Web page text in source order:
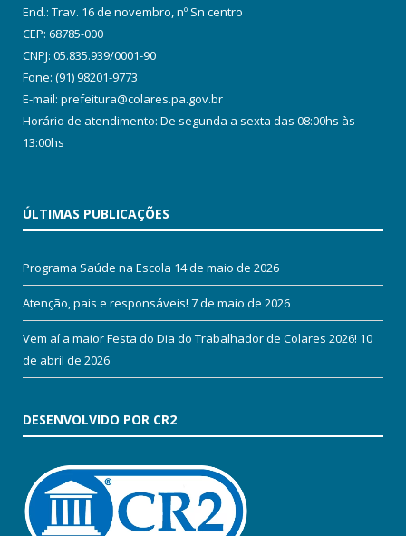
End.: Trav. 16 de novembro, nº Sn centro
CEP: 68785-000
CNPJ: 05.835.939/0001-90
Fone: (91) 98201-9773
E-mail: prefeitura@colares.pa.gov.br
Horário de atendimento: De segunda a sexta das 08:00hs às
13:00hs
ÚLTIMAS PUBLICAÇÕES
Programa Saúde na Escola 14 de maio de 2026
Atenção, pais e responsáveis! 7 de maio de 2026
Vem aí a maior Festa do Dia do Trabalhador de Colares 2026! 10
de abril de 2026
DESENVOLVIDO POR CR2